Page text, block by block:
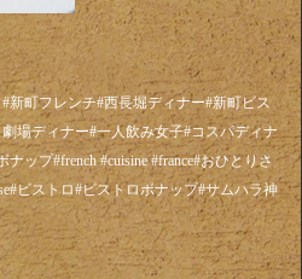
新町フレンチ#西長堀ディナー#新町ビス
場ディナー#一人飲み女子#コスパディナ
ップ#french #cuisine #france#おひとりさ
ビストロ#ビストロボナップ#サムハラ神